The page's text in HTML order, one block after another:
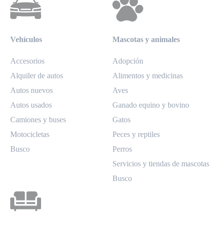
Vehículos
Accesorios
Alquiler de autos
Autos nuevos
Autos usados
Camiones y buses
Motocicletas
Busco
Mascotas y animales
Adopción
Alimentos y medicinas
Aves
Ganado equino y bovino
Gatos
Peces y reptiles
Perros
Servicios y tiendas de mascotas
Busco